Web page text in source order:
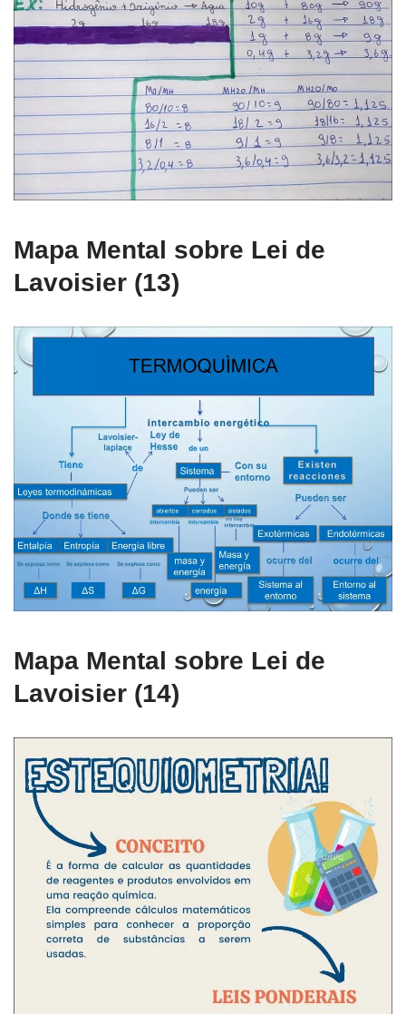
Mapa Mental sobre Lei de
Lavoisier (13)
Mapa Mental sobre Lei de
Lavoisier (14)